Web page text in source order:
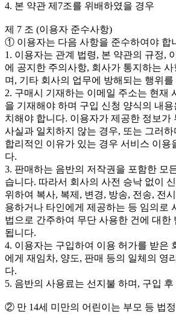
4. 본 약관 제7조를 위배하였을 경우
제 7 조 (이용자 준수사항)
① 이용자는 다음 사항을 준수하여야 합
1. 이용자는 관계 법령, 본 약관의 규정,
에 공지한 주의사항, 회사가 통지하는
며, 기타 회사의 업무에 방해되는 행위
2. 구매시 기재하는 이메일 주소는 현재
을 기재해야 하며 구입 신청 양식의 내
치해야 합니다. 이용자가 제공한 정보가
사실과 일치하지 않는 경우, 또는 그러
합리적인 이유가 있는 경우 서비스 이용
다.
3. 판매하는 음반의 저작권을 포함한 모
습니다. 따라서 회사의 사전 승낙 없이
위하여 복사, 복제, 변경, 방송, 전송, 전
용하거나 타인에게 제공하는 등 임의로
법으로 간주하여 무단 사용한 건에 대한
됩니다.
4. 이용자는 구입하여 이용 허가를 받은
에게 재임차, 양도, 판매 등의 일체의 영
다.
5. 음반의 사용료는 선지불 하며, 구입
② 만 14세 미만의 어린이는 부모 등 법